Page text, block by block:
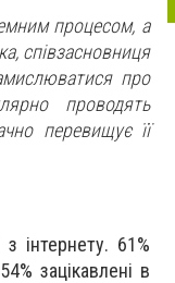
процесом, а
співзасновниця
про
проводять
перевищує її
інтернету. 61%
зацікавлені в